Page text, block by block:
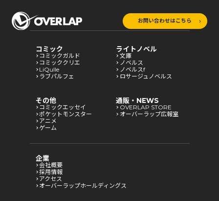
お問い合わせはこちら
コミック
コミックガルド
コミッククリエ
LiQulle
ラブパルフェ
ライトノベル
文庫
ノベルス
ノベルスf
ロサージュノベルス
その他
コミックエッセイ
ポケットモンスター
アニメ
ゲーム
通販・NEWS
OVERLAP STORE
オーバーラップ広報室
企業
会社概要
採用情報
アクセス
オーバーラップホールディングス